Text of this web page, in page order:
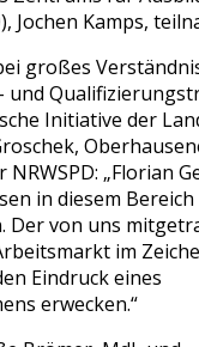
Jochen Kamps,
großes
und
Initiative der
„Florian
in diesem
Der von uns
im
Eindruck eines
erwecken.“